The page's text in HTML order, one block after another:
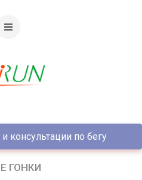
консультации по бегу
ГОНКИ